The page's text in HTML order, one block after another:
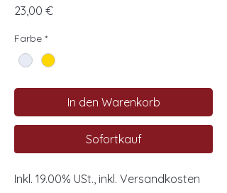
23,00 €Preis
Farbe *
In den Warenkorb
Sofortkauf
Inkl. 19.00% USt., inkl. Versandkosten